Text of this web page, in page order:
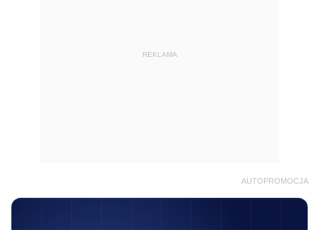
REKLAMA
AUTOPROMOCJA